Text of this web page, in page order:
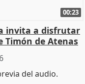
00:23
invita a disfrutar
Timón de Atenas